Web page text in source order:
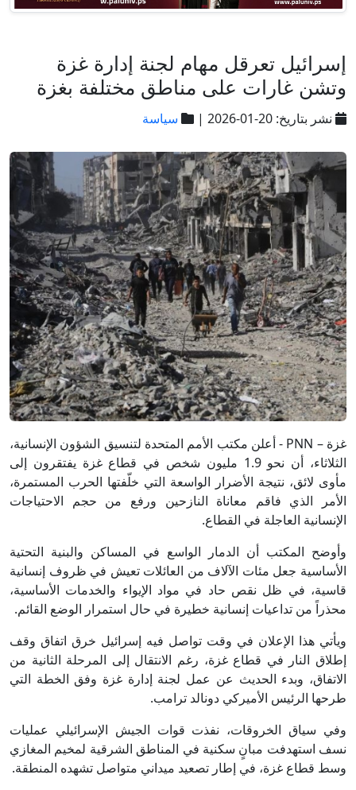
إسرائيل تعرقل مهام لجنة إدارة غزة
وتشن غارات على مناطق مختلفة بغزة
نشر بتاريخ: 20-01-2026 | سياسة
غزة – PNN - أعلن مكتب الأمم المتحدة لتنسيق الشؤون الإنسانية،
الثلاثاء، أن نحو 1.9 مليون شخص في قطاع غزة يفتقرون إلى
مأوى لائق، نتيجة الأضرار الواسعة التي خلّفتها الحرب المستمرة،
الأمر الذي فاقم معاناة النازحين ورفع من حجم الاحتياجات
الإنسانية العاجلة في القطاع.
وأوضح المكتب أن الدمار الواسع في المساكن والبنية التحتية
الأساسية جعل مئات الآلاف من العائلات تعيش في ظروف إنسانية
قاسية، في ظل نقص حاد في مواد الإيواء والخدمات الأساسية،
محذراً من تداعيات إنسانية خطيرة في حال استمرار الوضع القائم.
ويأتي هذا الإعلان في وقت تواصل فيه إسرائيل خرق اتفاق وقف
إطلاق النار في قطاع غزة، رغم الانتقال إلى المرحلة الثانية من
الاتفاق، وبدء الحديث عن عمل لجنة إدارة غزة وفق الخطة التي
طرحها الرئيس الأميركي دونالد ترامب.
وفي سياق الخروقات، نفذت قوات الجيش الإسرائيلي عمليات
نسف استهدفت مبانٍ سكنية في المناطق الشرقية لمخيم المغازي
وسط قطاع غزة، في إطار تصعيد ميداني متواصل تشهده المنطقة.